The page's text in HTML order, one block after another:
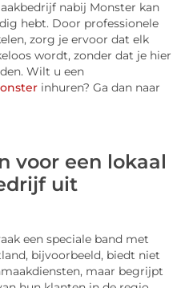
nabij Monster kan
hebt. Door professionele
zorg je ervoor dat elk
wordt, zonder dat je hier
Wilt u een
inhuren? Ga dan naar
voor een lokaal
uit
een speciale band met
bijvoorbeeld, biedt niet
maar begrijpt